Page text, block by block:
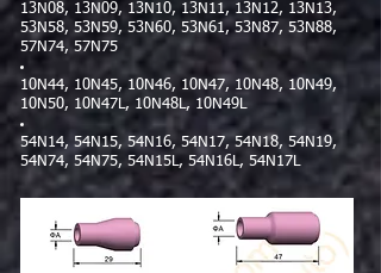
13N08, 13N09, 13N10, 13N11, 13N12, 13N13,
53N58, 53N59, 53N60, 53N61, 53N87, 53N88,
57N74, 57N75
10N44, 10N45, 10N46, 10N47, 10N48, 10N49,
10N50, 10N47L, 10N48L, 10N49L
54N14, 54N15, 54N16, 54N17, 54N18, 54N19,
54N74, 54N75, 54N15L, 54N16L, 54N17L